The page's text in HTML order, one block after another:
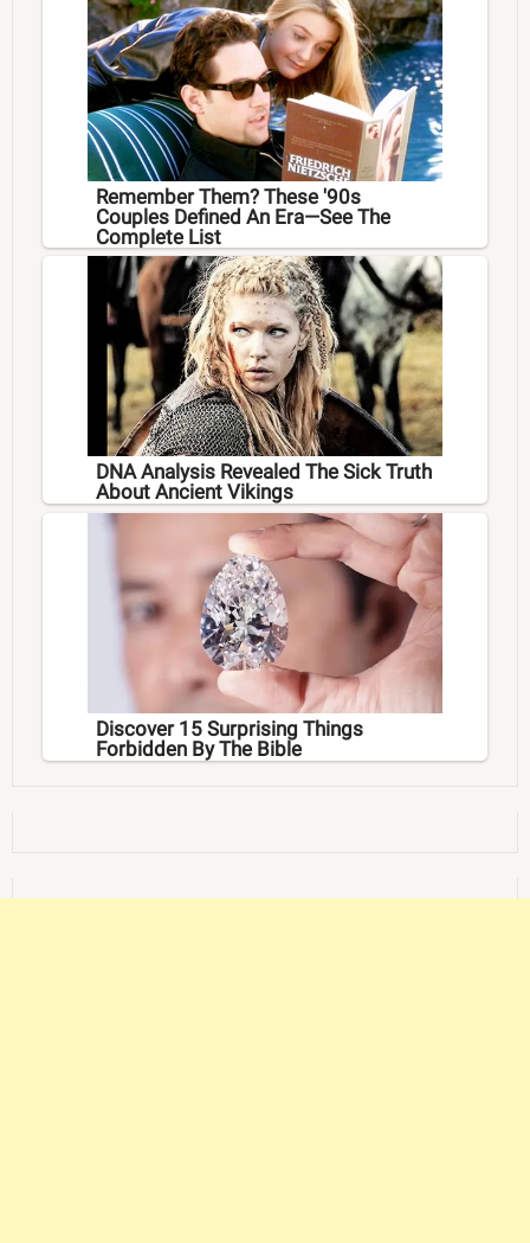
Remember Them? These '90s
Couples Defined An Era—See The
Complete List
DNA Analysis Revealed The Sick Truth
About Ancient Vikings
Discover 15 Surprising Things
Forbidden By The Bible